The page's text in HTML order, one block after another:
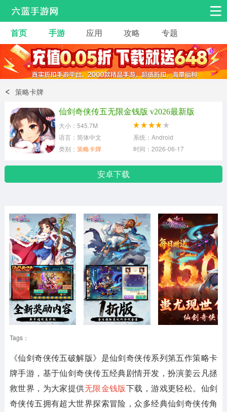
安卓手游 手游工具
热门手游 角色扮演 益智休闲
动作射击
冒险解谜
体育竞技
首页 手游 应用 攻略 专题
策略卡牌
仙剑奇侠传五无限金钱版 v2026最新版
大小：545.7M
语言：简体中文
系统：Android
类别： 策略卡牌 时间：2026-06-17
安卓下载
Tags：
《仙剑奇侠传五破解版》 是仙剑奇侠传系列第五作策略卡
牌手游，基于仙剑奇侠传五经典剧情开发，扮演姜云凡拯
救世界，为大家提供无限金钱版下载，游戏更轻松。仙剑
奇侠传五拥有超大世界探索冒险，众多经典仙剑奇侠传角